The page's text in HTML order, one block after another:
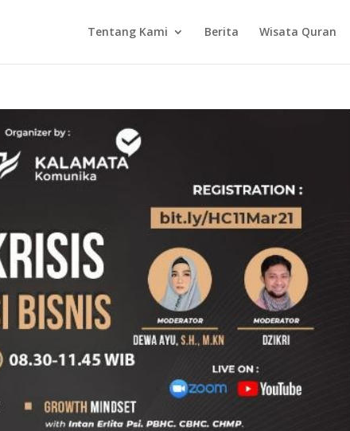
Tentang Kami Berita Wisata Quran